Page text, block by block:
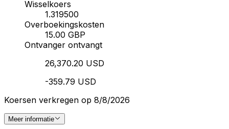
Wisselkoers
1.319500
Overboekingskosten
15.00 GBP
Ontvanger ontvangt
26,370.20 USD
-359.79 USD
Koersen verkregen op 8/8/2026
Meer informatie